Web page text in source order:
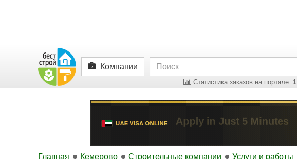
Компании
Статистика заказов на портале: 1
Главная Кемерово Строительные компании Услуги и работы